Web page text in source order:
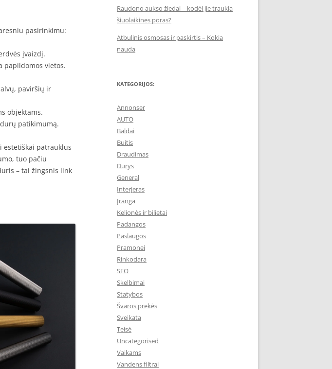
pasirinkimu:
įvaizdį.
papildomos vietos.
paviršių ir
objektams.
patikimumą.
estetiškai patrauklus
tuo pačiu
– tai žingsnis link
Raudono aukso žiedai – kodėl jie traukia
šiuolaikines poras?
Atbulinis osmosas ir paskirtis – Kokia
nauda
KATEGORIJOS:
Annonser
AUTO
Baldai
Buitis
Draudimas
Durys
General
Interjeras
Įranga
Kelionės ir bilietai
Padangos
Paslaugos
Pramonei
Rinkodara
SEO
Skelbimai
Statybos
Švaros prekės
Sveikata
Teisė
Uncategorised
Vaikams
Vandens filtrai